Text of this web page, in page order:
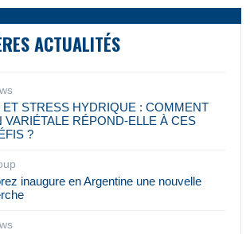
ACTUALITÉS
STRESS HYDRIQUE : COMMENT
VARIÉTALE RÉPOND-ELLE À CES
?
inaugure en Argentine une nouvelle